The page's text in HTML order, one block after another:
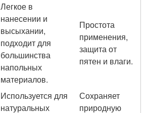
Легкое в
нанесении и
высыхании,
подходит для
большинства
напольных
материалов.
Простота
применения,
защита от
пятен и влаги.
Используется для
натуральных
Сохраняет
природную